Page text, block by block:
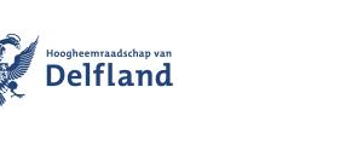
deze pagina